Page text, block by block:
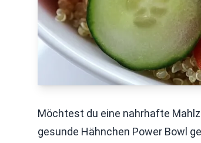
Möchtest du eine nahrhafte
gesunde Hähnchen Power Bowl